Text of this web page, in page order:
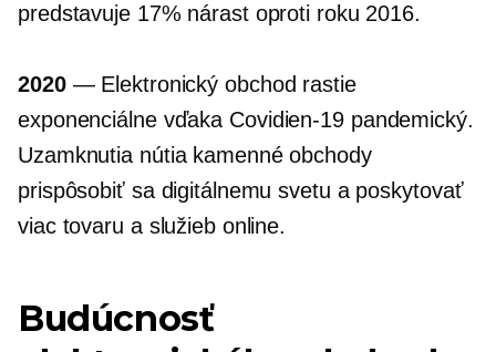
predstavuje 17% nárast oproti roku 2016.
2020— Elektronický obchod rastie
exponenciálne vďaka Covidien-19pandemický.
Uzamknutia nútia kamenné obchody
prispôsobiť sa digitálnemu svetu a poskytovať
viac tovaru a služieb online.
Budúcnosť